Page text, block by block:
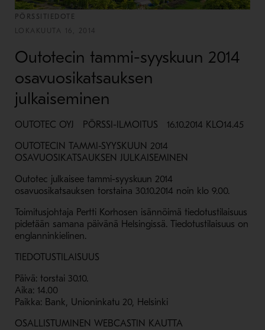
PÖRSSITIEDOTE
LOKAKUUTA 16, 2014
Outotecin tammi-syyskuun 2014
osavuosikatsauksen
julkaiseminen
OUTOTEC OYJ PÖRSSI-ILMOITUS 16.10.2014 KLO14.45
OUTOTECIN TAMMI-SYYSKUUN 2014
OSAVUOSIKATSAUKSEN JULKAISEMINEN
Outotec julkaisee tammi-syyskuun 2014
osavuosikatsauksen torstaina 30.10.2014 noin klo 9.00.
Toimitusjohtaja Pertti Korhosen isännöimä tiedotustilaisuus
pidetään samana päivänä Helsingissä. Tiedotustilaisuus on
englanninkielinen.
TIEDOTUSTILAISUUS
Päivä: torstai 30.10.
Aika: 14.00
Paikka: Bank, Unioninkatu 20, Helsinki
OSALLISTUMINEN WEBCASTIN KAUTTA